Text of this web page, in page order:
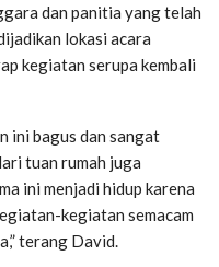
dan panitia yang telah
lokasi acara
kegiatan serupa kembali
ini bagus dan sangat
tuan rumah juga
ini menjadi hidup karena
kegiatan semacam
terang David.